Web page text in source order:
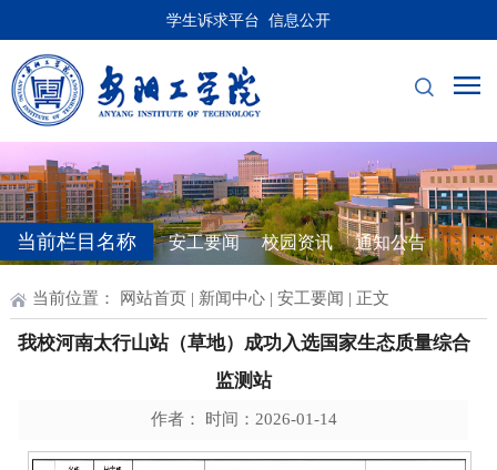
学生诉求平台 信息公开
当前栏目名称 安工要闻 校园资讯 通知公告
当前位置： 网站首页| 新闻中心| 安工要闻 | 正文
我校河南太行山站（草地）成功入选国家生态质量综合
监测站
作者： 时间：2026-01-14